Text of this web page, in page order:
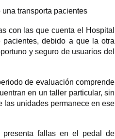
transporta pacientes
con las que cuenta el Hospital
debido a que la otra
y seguro de usuarios del
de evaluación comprende
en un taller particular, sin
las unidades permanece en ese
presenta fallas en el pedal de